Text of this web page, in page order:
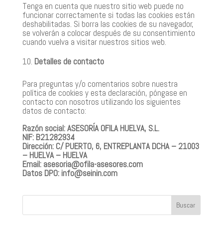
Tenga en cuenta que nuestro sitio web puede no
funcionar correctamente si todas las cookies están
deshabilitadas. Si borra las cookies de su navegador,
se volverán a colocar después de su consentimiento
cuando vuelva a visitar nuestros sitios web.
Detalles de contacto
Para preguntas y/o comentarios sobre nuestra
política de cookies y esta declaración, póngase en
contacto con nosotros utilizando los siguientes
datos de contacto:
Razón social: ASESORÍA OFILA HUELVA, S.L.
NIF: B21282934
Dirección: C/ PUERTO, 6, ENTREPLANTA DCHA – 21003
– HUELVA – HUELVA
Email: asesoria@ofila-asesores.com
Datos DPO: info@seinin.com